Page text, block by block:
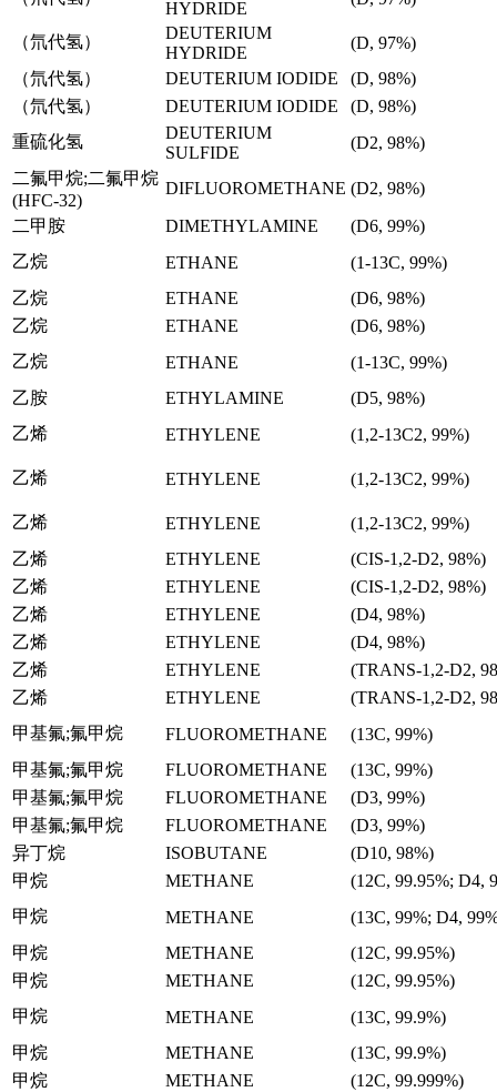
HYDRIDE
（氘代氢）
DEUTERIUM
HYDRIDE
(D, 97%)
（氘代氢）
DEUTERIUM IODIDE
(D, 98%)
（氘代氢）
DEUTERIUM IODIDE
(D, 98%)
重硫化氢
DEUTERIUM
SULFIDE
(D2, 98%)
二氟甲烷;二氟甲烷
(HFC-32)
DIFLUOROMETHANE (D2, 98%)
二甲胺
DIMETHYLAMINE
(D6, 99%)
乙烷
ETHANE
(1-13C, 99%)
乙烷
ETHANE
(D6, 98%)
乙烷
ETHANE
(D6, 98%)
乙烷
ETHANE
(1-13C, 99%)
乙胺
ETHYLAMINE
(D5, 98%)
乙烯
ETHYLENE (1,2-13C2, 99%)
乙烯 ETHYLENE (1,2-13C2, 99%)
乙烯 ETHYLENE
(1,2-13C2, 99%)
乙烯
ETHYLENE
(CIS-1,2-D2, 98%)
乙烯
ETHYLENE
(CIS-1,2-D2, 98%)
乙烯
ETHYLENE
(D4, 98%)
乙烯
ETHYLENE
(D4, 98%)
乙烯
ETHYLENE
(TRANS-1,2-D2,
乙烯
ETHYLENE
(TRANS-1,2-D2,
甲基氟;氟甲烷
FLUOROMETHANE
(13C, 99%)
甲基氟;氟甲烷
FLUOROMETHANE
(13C, 99%)
甲基氟;氟甲烷
FLUOROMETHANE
(D3, 99%)
甲基氟;氟甲烷
FLUOROMETHANE
(D3, 99%)
异丁烷
ISOBUTANE
(D10, 98%)
甲烷
METHANE
(12C, 99.95%; D4,
甲烷
METHANE
(13C, 99%; D4,
甲烷
METHANE
(12C, 99.95%)
甲烷
METHANE
(12C, 99.95%)
甲烷
METHANE
(13C, 99.9%)
甲烷
METHANE
(13C, 99.9%)
甲烷
METHANE
(12C, 99.999%)